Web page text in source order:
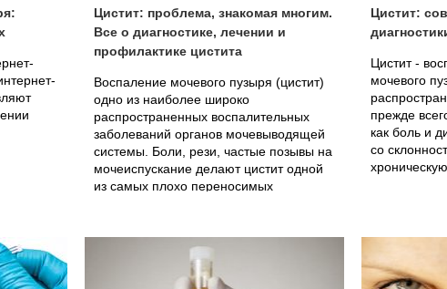
Цистит: проблема, знакомая многим.
Все о диагностике, лечении и
профилактике цистита
Воспаление мочевого пузыря (цистит)
одно из наиболее широко
распространенных воспалительных
заболеваний органов мочевыводящей
системы. Боли, рези, частые позывы на
мочеиспускание делают цистит одной
из самых плохо переносимых
Цистит:
Цистит -
мочевого
прежде
как боль и
со